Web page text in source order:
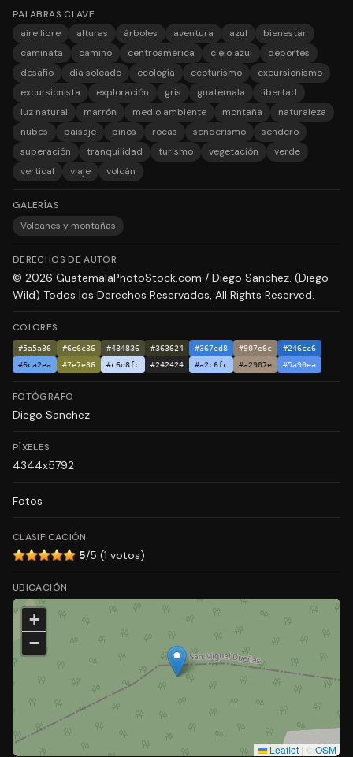
PALABRAS CLAVE
aire libre
alturas árboles aventura azul
bienestar
caminata
camino centroamérica cielo azul
deportes
desafío
día soleado ecología ecoturismo
excursionismo
excursionista
exploración gris guatemala
libertad
luz natural
marrón medio ambiente montaña
naturaleza
nubes
paisaje pinos rocas senderismo
sendero
superación
tranquilidad turismo vegetación
verde
vertical
viaje volcán
GALERÍAS
Volcanes y montañas
DERECHOS DE AUTOR
© 2026 GuatemalaPhotoStock.com / Diego Sanchez. (Diego
Wild) Todos los Derechos Reservados, All Rights Reserved.
COLORES
#5a5a36 #6c6c36 #484836 #363624 #367ed8 #907e6c
#246cc6
#6ca2ea
#7e7e36 #c6d8fc #242424 #a2c6fc #a2907e #5a90ea
FOTÓGRAFO
Diego Sanchez
PÍXELES
4344x5792
Fotos
CLASIFICACIÓN
5/5 (1 votos)
UBICACIÓN
+
−
Leaflet | © OSM